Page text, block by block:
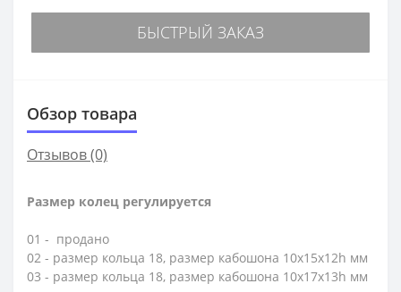
БЫСТРЫЙ ЗАКАЗ
Обзор товара
Отзывов (0)
Размер колец регулируется
01 - продано
02 - размер кольца 18, размер кабошона 10х15х12h мм
03 - размер кольца 18, размер кабошона 10х17х13h мм